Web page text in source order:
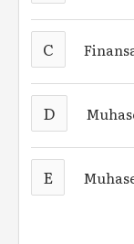
C
D
E